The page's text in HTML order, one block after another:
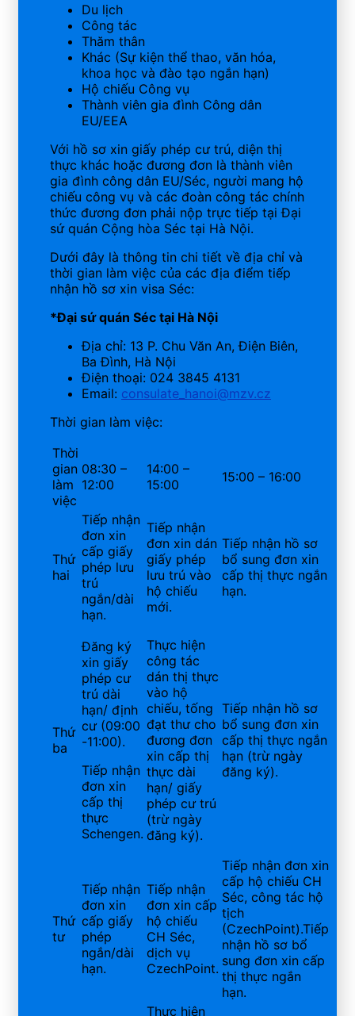
Du lịch
Công tác
Thăm thân
Khác (Sự kiện thể thao, văn hóa,
khoa học và đào tạo ngắn hạn)
Hộ chiếu Công vụ
Thành viên gia đình Công dân
EU/EEA
Với hồ sơ xin giấy phép cư trú, diện thị
thực khác hoặc đương đơn là thành viên
gia đình công dân EU/Séc, người mang hộ
chiếu công vụ và các đoàn công tác chính
thức đương đơn phải nộp trực tiếp tại Đại
sứ quán Cộng hòa Séc tại Hà Nội.
Dưới đây là thông tin chi tiết về địa chỉ và
thời gian làm việc của các địa điểm tiếp
nhận hồ sơ xin visa Séc:
*Đại sứ quán Séc tại Hà Nội
Địa chỉ: 13 P. Chu Văn An, Điện Biên,
Ba Đình, Hà Nội
Điện thoại: 024 3845 4131
Email: consulate_hanoi@mzv.cz
Thời gian làm việc:
Thời
gian
làm
việc
08:30 –
12:00
14:00 –
15:00
15:00 – 16:00
Thứ
hai
Tiếp nhận
đơn xin
cấp giấy
phép lưu
trú
ngắn/dài
hạn.
Tiếp nhận
đơn xin dán
giấy phép
lưu trú vào
hộ chiếu
mới.
Tiếp nhận hồ sơ
bổ sung đơn xin
cấp thị thực ngắn
hạn.
Thứ
ba
Đăng ký
xin giấy
phép cư
trú dài
hạn/ định
cư (09:00
-11:00).
Tiếp nhận
đơn xin
cấp thị
thực
Schengen.
Thực hiện
công tác
dán thị thực
vào hộ
chiếu, tống
đạt thư cho
đương đơn
xin cấp thị
thực dài
hạn/ giấy
phép cư trú
(trừ ngày
đăng ký).
Tiếp nhận hồ sơ
bổ sung đơn xin
cấp thị thực ngắn
hạn (trừ ngày
đăng ký).
Thứ
tư
Tiếp nhận
đơn xin
cấp giấy
phép
ngắn/dài
hạn.
Tiếp nhận
đơn xin cấp
hộ chiếu
CH Séc,
dịch vụ
CzechPoint.
Tiếp nhận đơn xin
cấp hộ chiếu CH
Séc, công tác hộ
tịch
(CzechPoint).Tiếp
nhận hồ sơ bổ
sung đơn xin cấp
thị thực ngắn
hạn.
Thực hiện